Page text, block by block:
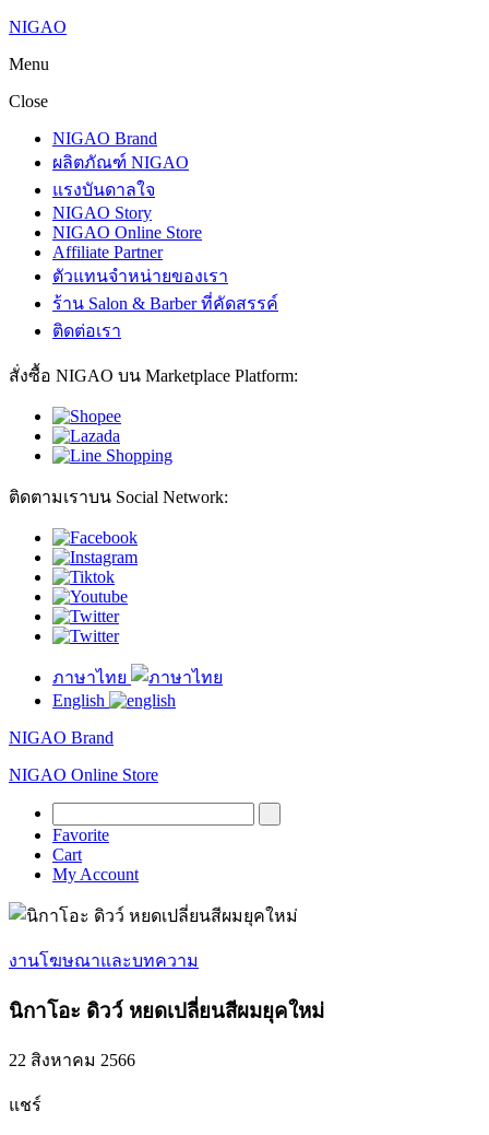
NIGAO
Menu
Close
NIGAO Brand
ผลิตภัณฑ์ NIGAO
แรงบันดาลใจ
NIGAO Story
NIGAO Online Store
Affiliate Partner
ตัวแทนจำหน่ายของเรา
ร้าน Salon & Barber ที่คัดสรรค์
ติดต่อเรา
สั่งซื้อ NIGAO บน Marketplace Platform:
ติดตามเราบน Social Network:
ภาษาไทย
English
NIGAO Brand
NIGAO Online Store
Favorite
Cart
My Account
งานโฆษณาและบทความ
นิกาโอะ ดิวว์ หยดเปลี่ยนสีผมยุคใหม่
22 สิงหาคม 2566
แชร์